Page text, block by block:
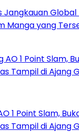
Jangkauan Global
Manga yang
1 Point Slam,
Tampil di Ajang